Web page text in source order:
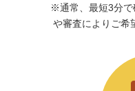
※通常、最短3分で
や審査によりご希